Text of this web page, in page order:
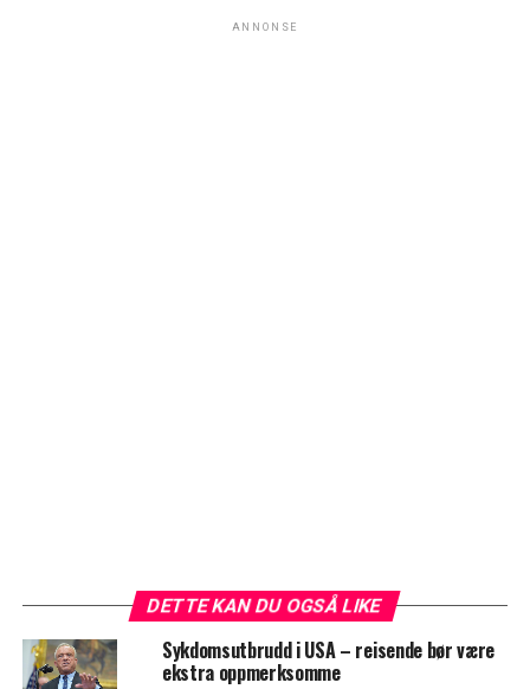
ANNONSE
DETTE KAN DU OGSÅ LIKE
Sykdomsutbrudd i USA – reisende bør være
ekstra oppmerksomme